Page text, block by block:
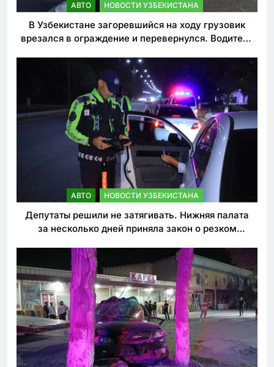
АВТО НОВОСТИ УЗБЕКИСТАНА
В Узбекистане загоревшийся на ходу грузовик
врезался в ограждение и перевернулся. Водитель
АВТО НОВОСТИ УЗБЕКИСТАНА
Депутаты решили не затягивать. Нижняя палата
за несколько дней приняла закон о резком